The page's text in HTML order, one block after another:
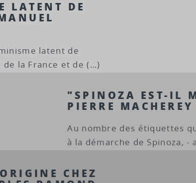
LATENT DE
latent de
de la France et de (…)
"SPINOZA EST-IL
PIERRE MACHEREY
Au nombre des étiquettes
à la démarche de Spinoza, -
CHEZ